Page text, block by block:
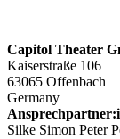
Capitol Theater
Kaiserstraße 106
63065 Offenbach
Germany
Silke Simon Peter